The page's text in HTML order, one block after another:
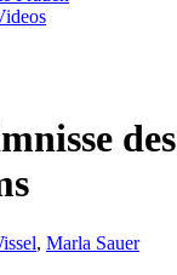
des
, Marla Sauer